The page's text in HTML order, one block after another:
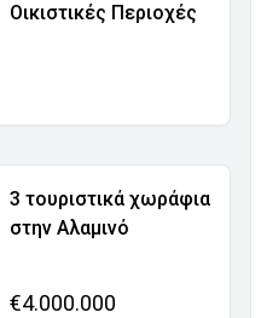
Οικιστικές Περιοχές
3 τουριστικά χωράφια
στην Αλαμινό
€4.000.000